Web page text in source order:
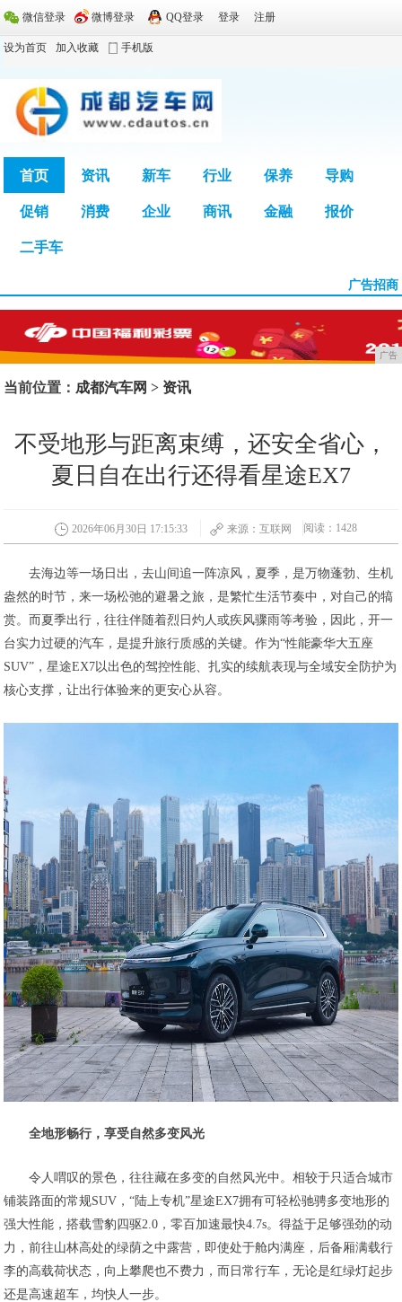
微信登录 微博登录 QQ登录 登录 注册
设为首页 加入收藏 手机版
首页 资讯 新车 行业 保养 导购
促销 消费 企业 商讯 金融 报价
二手车
广告招商
广告
当前位置： 成都汽车网 > 资讯
不受地形与距离束缚，还安全省心，
夏日自在出行还得看星途EX7
2026年06月30日 17:15:33 来源：互联网 阅读：1428
去海边等一场日出，去山间追一阵凉风，夏季，是万物蓬勃、生机
盎然的时节，来一场松弛的避暑之旅，是繁忙生活节奏中，对自己的犒
赏。而夏季出行，往往伴随着烈日灼人或疾风骤雨等考验，因此，开一
台实力过硬的汽车，是提升旅行质感的关键。作为“性能豪华大五座
SUV”，星途EX7以出色的驾控性能、扎实的续航表现与全域安全防护为
核心支撑，让出行体验来的更安心从容。
全地形畅行，享受自然多变风光
令人喟叹的景色，往往藏在多变的自然风光中。相较于只适合城市
铺装路面的常规SUV，“陆上专机”星途EX7拥有可轻松驰骋多变地形的
强大性能，搭载雪豹四驱2.0，零百加速最快4.7s。得益于足够强劲的动
力，前往山林高处的绿荫之中露营，即使处于舱内满座，后备厢满载行
李的高载荷状态，向上攀爬也不费力，而日常行车，无论是红绿灯起步
还是高速超车，均快人一步。